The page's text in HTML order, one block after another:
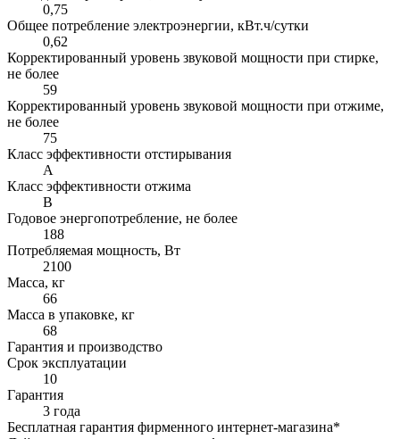
0,75
Общее потребление электроэнергии, кВт.ч/сутки
0,62
Корректированный уровень звуковой мощности при стирке,
не более
59
Корректированный уровень звуковой мощности при отжиме,
не более
75
Класс эффективности отстирывания
A
Класс эффективности отжима
B
Годовое энергопотребление, не более
188
Потребляемая мощность, Вт
2100
Масса, кг
66
Масса в упаковке, кг
68
Гарантия и производство
Срок эксплуатации
10
Гарантия
3 года
Бесплатная гарантия фирменного интернет-магазина*